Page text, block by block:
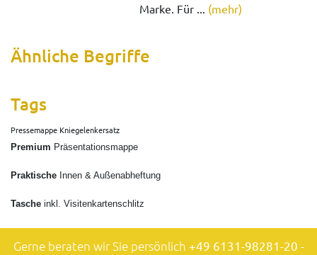
Marke. Für ... (mehr)
Ähnliche Begriffe
Tags
Pressemappe Kniegelenkersatz
Premium Präsentationsmappe
Praktische Innen & Außenabheftung
Tasche inkl. Visitenkartenschlitz
Gerne beraten wir Sie persönlich +49 6131-98281-20 -